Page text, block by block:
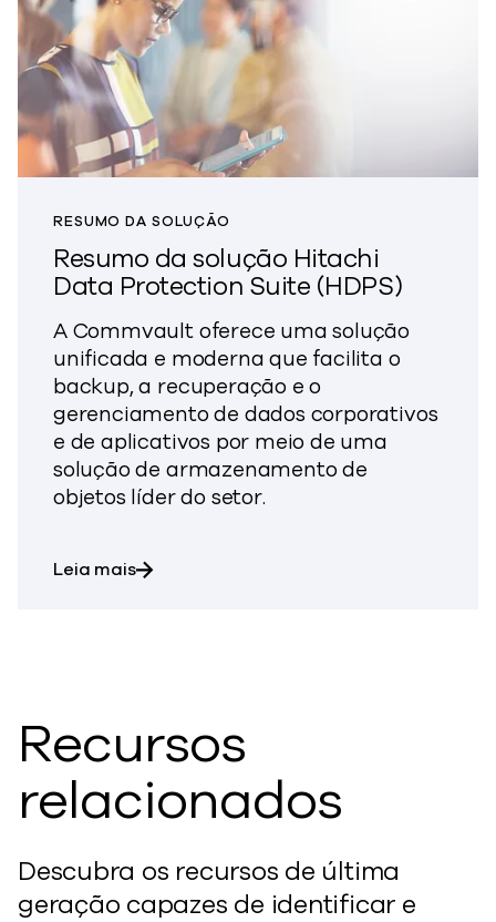
RESUMO DA SOLUÇÃO
Resumo da solução Hitachi
Data Protection Suite (HDPS)
A Commvault oferece uma solução
unificada e moderna que facilita o
backup, a recuperação e o
gerenciamento de dados corporativos
e de aplicativos por meio de uma
solução de armazenamento de
objetos líder do setor.
Leia maissobre o resumo da solução Hitachi Data
Recursos
relacionados
Descubra os recursos de última
geração capazes de identificar e